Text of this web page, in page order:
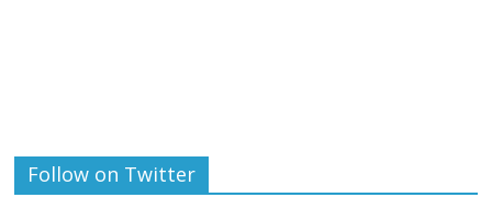
Follow on Twitter